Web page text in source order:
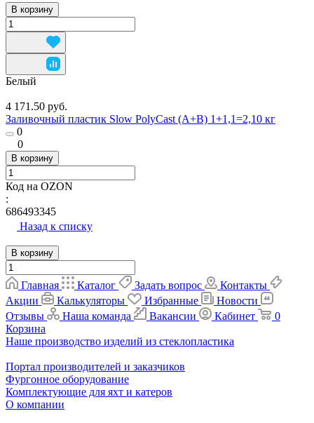
В корзину
Белый
4 171.50 руб.
Заливочный пластик Slow PolyCast (A+B) 1+1,1=2,10 кг
0
0
В корзину
Код на OZON
:
686493345
Назад к списку
В корзину
Главная Каталог Задать вопрос
Контакты
Акции
Калькуляторы Избранные
Новости
Отзывы
Наша команда Вакансии Кабинет
0
Корзина
Наше производство изделий из стеклопластика
Портал производителей и заказчиков
Фургонное оборудование
Комплектующие для яхт и катеров
О компании